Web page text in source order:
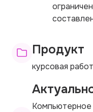
Продукт
курсовая
Компьютерное